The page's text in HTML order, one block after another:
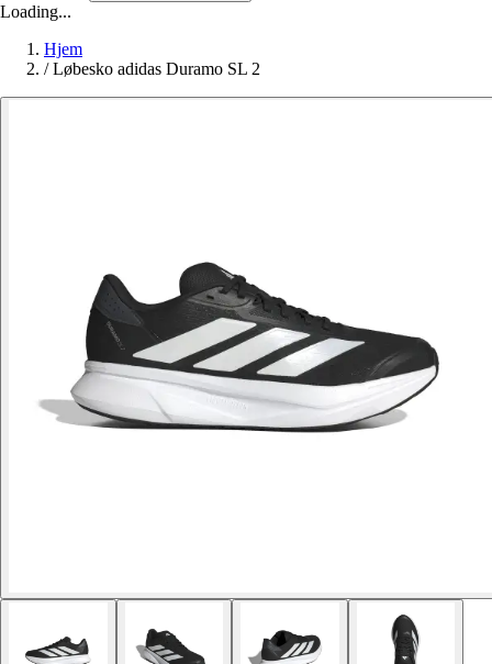
Loading...
Hjem
/ Løbesko adidas Duramo SL 2